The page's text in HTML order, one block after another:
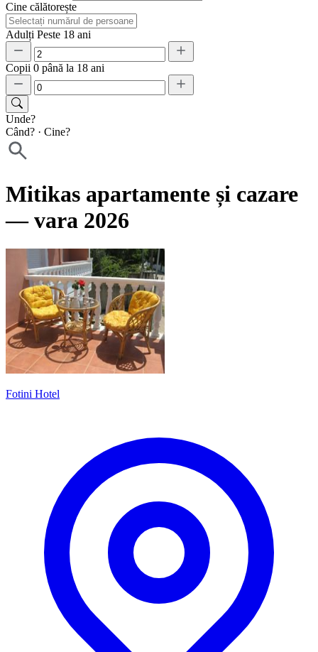
Cine călătorește
Adulți Peste 18 ani
Copii 0 până la 18 ani
Unde?
Când? · Cine?
Mitikas apartamente și cazare
— vara 2026
Fotini Hotel